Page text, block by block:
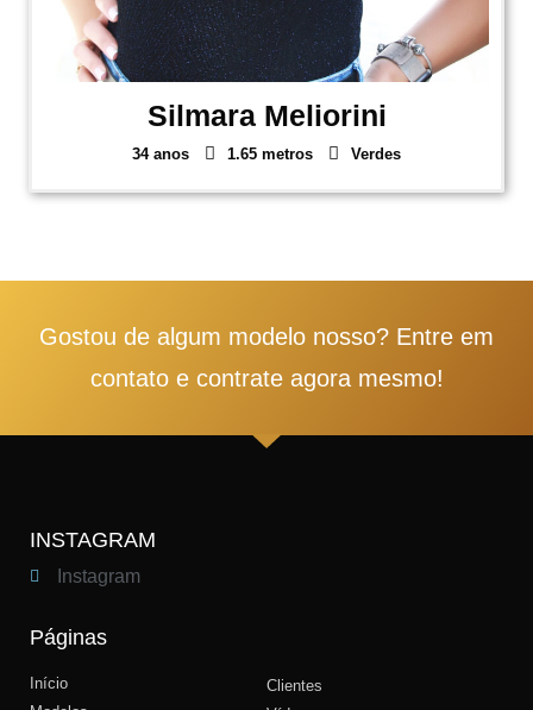
Silmara Meliorini
34 anos 1.65 metros Verdes
Gostou de algum modelo nosso? Entre em
contato e contrate agora mesmo!
INSTAGRAM
Instagram
Páginas
Início
Clientes